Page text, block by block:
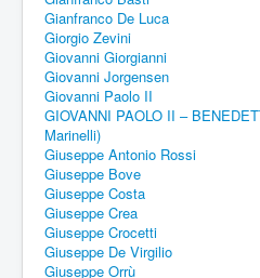
Gianfranco De Luca
Giorgio Zevini
Giovanni Giorgianni
Giovanni Jorgensen
Giovanni Paolo II
GIOVANNI PAOLO II –
Marinelli)
Giuseppe Antonio Rossi
Giuseppe Bove
Giuseppe Costa
Giuseppe Crea
Giuseppe Crocetti
Giuseppe De Virgilio
Giuseppe Orrù